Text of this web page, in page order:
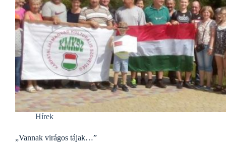
Hírek
„Vannak virágos tájak…”